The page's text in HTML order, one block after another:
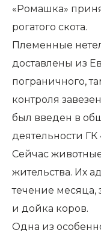
«Ромашка»
рогатого скота.
Племенные
доставлены из
пограничного,
контроля
был введен в
деятельности
Сейчас
жительства. Их
течение месяца,
и дойка коров.
Одна из